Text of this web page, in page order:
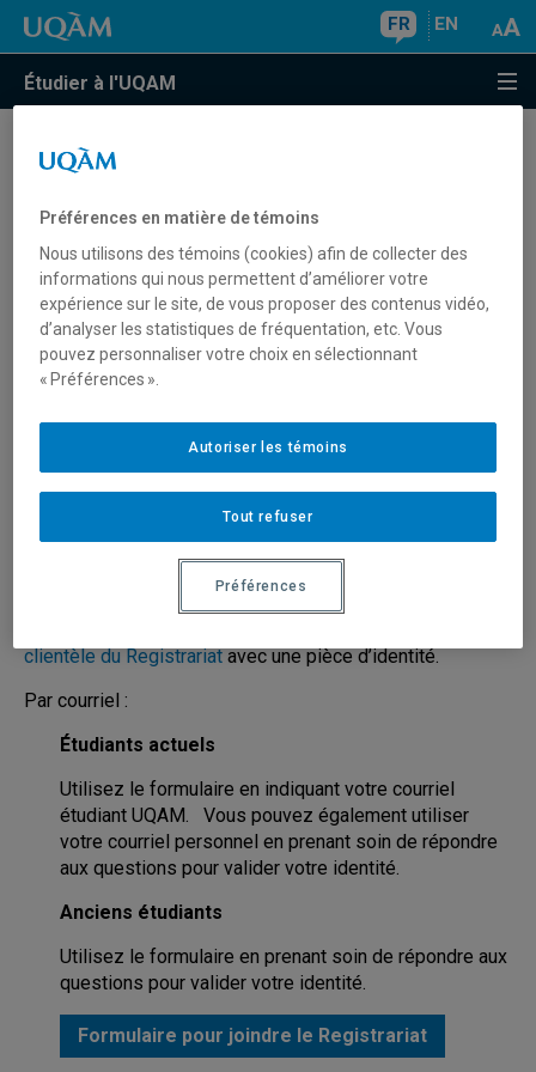
FR EN
Étudier à l'UQAM
Comment puis-je récupérer mon NIP?
Voici les différentes façons d'obtenir votre NIP :
En ligne :
Admission en ligneLe NIP est disponible dès qu'une
demande est validée par le Registrariat (section
Obtention de vos informations d'accès
avoir un numéro d'assurance sociale à votre dossier
étudiant)
Par téléphone : Communiquer avec leservice à la clientèle
clientèle du Registrariatavec une pièce d’identité.
Par courriel :
Étudiants actuels
Utilisez le formulaire en indiquant votre courriel
étudiant UQAM. Vous pouvez également utiliser
votre courriel personnel en prenant soin de répondre
aux questions pour valider votre identité.
Anciens étudiants
Utilisez le formulaire en prenant soin de répondre aux
questions pour valider votre identité.
Formulaire pour joindre le Registrariat
Préférences en matière de témoins
Nous utilisons des témoins (cookies) afin de collecter des
informations qui nous permettent d’améliorer votre
expérience sur le site, de vous proposer des contenus vidéo,
d’analyser les statistiques de fréquentation, etc. Vous
pouvez personnaliser votre choix en sélectionnant
« Préférences ».
Tout refuser
Autoriser les témoins
Préférences